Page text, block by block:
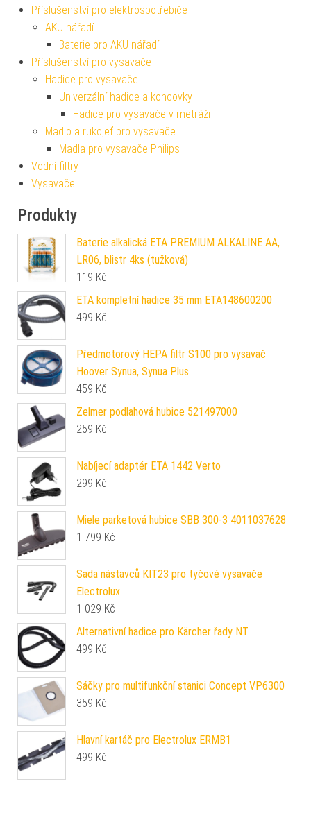
Příslušenství pro elektrospotřebiče
AKU nářadí
Baterie pro AKU nářadí
Příslušenství pro vysavače
Hadice pro vysavače
Univerzální hadice a koncovky
Hadice pro vysavače v metráži
Madlo a rukojeť pro vysavače
Madla pro vysavače Philips
Vodní filtry
Vysavače
Produkty
Baterie alkalická ETA PREMIUM ALKALINE AA,
LR06, blistr 4ks (tužková)
119 Kč
ETA kompletní hadice 35 mm ETA148600200
499 Kč
Předmotorový HEPA filtr S100 pro vysavač
Hoover Synua, Synua Plus
459 Kč
Zelmer podlahová hubice 521497000
259 Kč
Nabíjecí adaptér ETA 1442 Verto
299 Kč
Miele parketová hubice SBB 300-3 4011037628
1 799 Kč
Sada nástavců KIT23 pro tyčové vysavače
Electrolux
1 029 Kč
Alternativní hadice pro Kärcher řady NT
499 Kč
Sáčky pro multifunkční stanici Concept VP6300
359 Kč
Hlavní kartáč pro Electrolux ERMB1
499 Kč